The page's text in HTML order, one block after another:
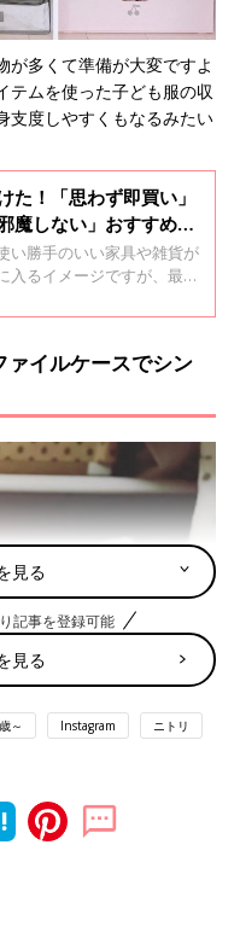
が多くて準備が大変ですよ
テムを使った子ども服の収
支度しやすくもなるみたい
た！「思わず即買い」
魔しない」おすすめお
い勝手のいい家具や雑貨が
入るイメージですが、最
なっているみたいですよ。
す。イルケースでシン
見る
記事を登録可能
見る
～ Instagram ニトリ